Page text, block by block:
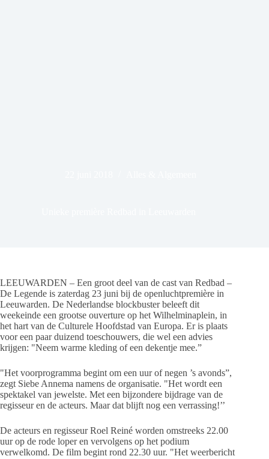
LEEUWARDEN – Een groot deel van de cast van Redbad –
De Legende is zaterdag 23 juni bij de openluchtpremière in
Leeuwarden. De Nederlandse blockbuster beleeft dit
weekeinde een grootse ouverture op het Wilhelminaplein, in
het hart van de Culturele Hoofdstad van Europa. Er is plaats
voor een paar duizend toeschouwers, die wel een advies
krijgen: "Neem warme kleding of een dekentje mee.”
"Het voorprogramma begint om een uur of negen ’s avonds”,
zegt Siebe Annema namens de organisatie. "Het wordt een
spektakel van jewelste. Met een bijzondere bijdrage van de
regisseur en de acteurs. Maar dat blijft nog een verrassing!’’
De acteurs en regisseur Roel Reiné worden omstreeks 22.00
uur op de rode loper en vervolgens op het podium
verwelkomd. De film begint rond 22.30 uur. "Het weerbericht